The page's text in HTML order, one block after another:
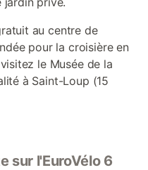
au centre de
pour la croisière en
le Musée de la
à Saint-Loup (15
sur l'EuroVélo 6